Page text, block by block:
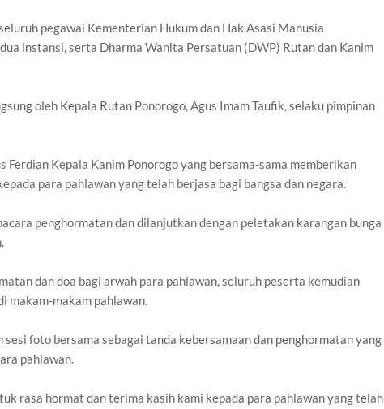
pegawai Kementerian Hukum dan Hak Asasi Manusia
instansi, serta Dharma Wanita Persatuan (DWP) Rutan dan Kanim
oleh Kepala Rutan Ponorogo, Agus Imam Taufik, selaku pimpinan
Ferdian Kepala Kanim Ponorogo yang bersama-sama memberikan
para pahlawan yang telah berjasa bagi bangsa dan negara.
penghormatan dan dilanjutkan dengan peletakan karangan bunga
dan doa bagi arwah para pahlawan, seluruh peserta kemudian
makam-makam pahlawan.
foto bersama sebagai tanda kebersamaan dan penghormatan yang
pahlawan.
rasa hormat dan terima kasih kami kepada para pahlawan yang telah